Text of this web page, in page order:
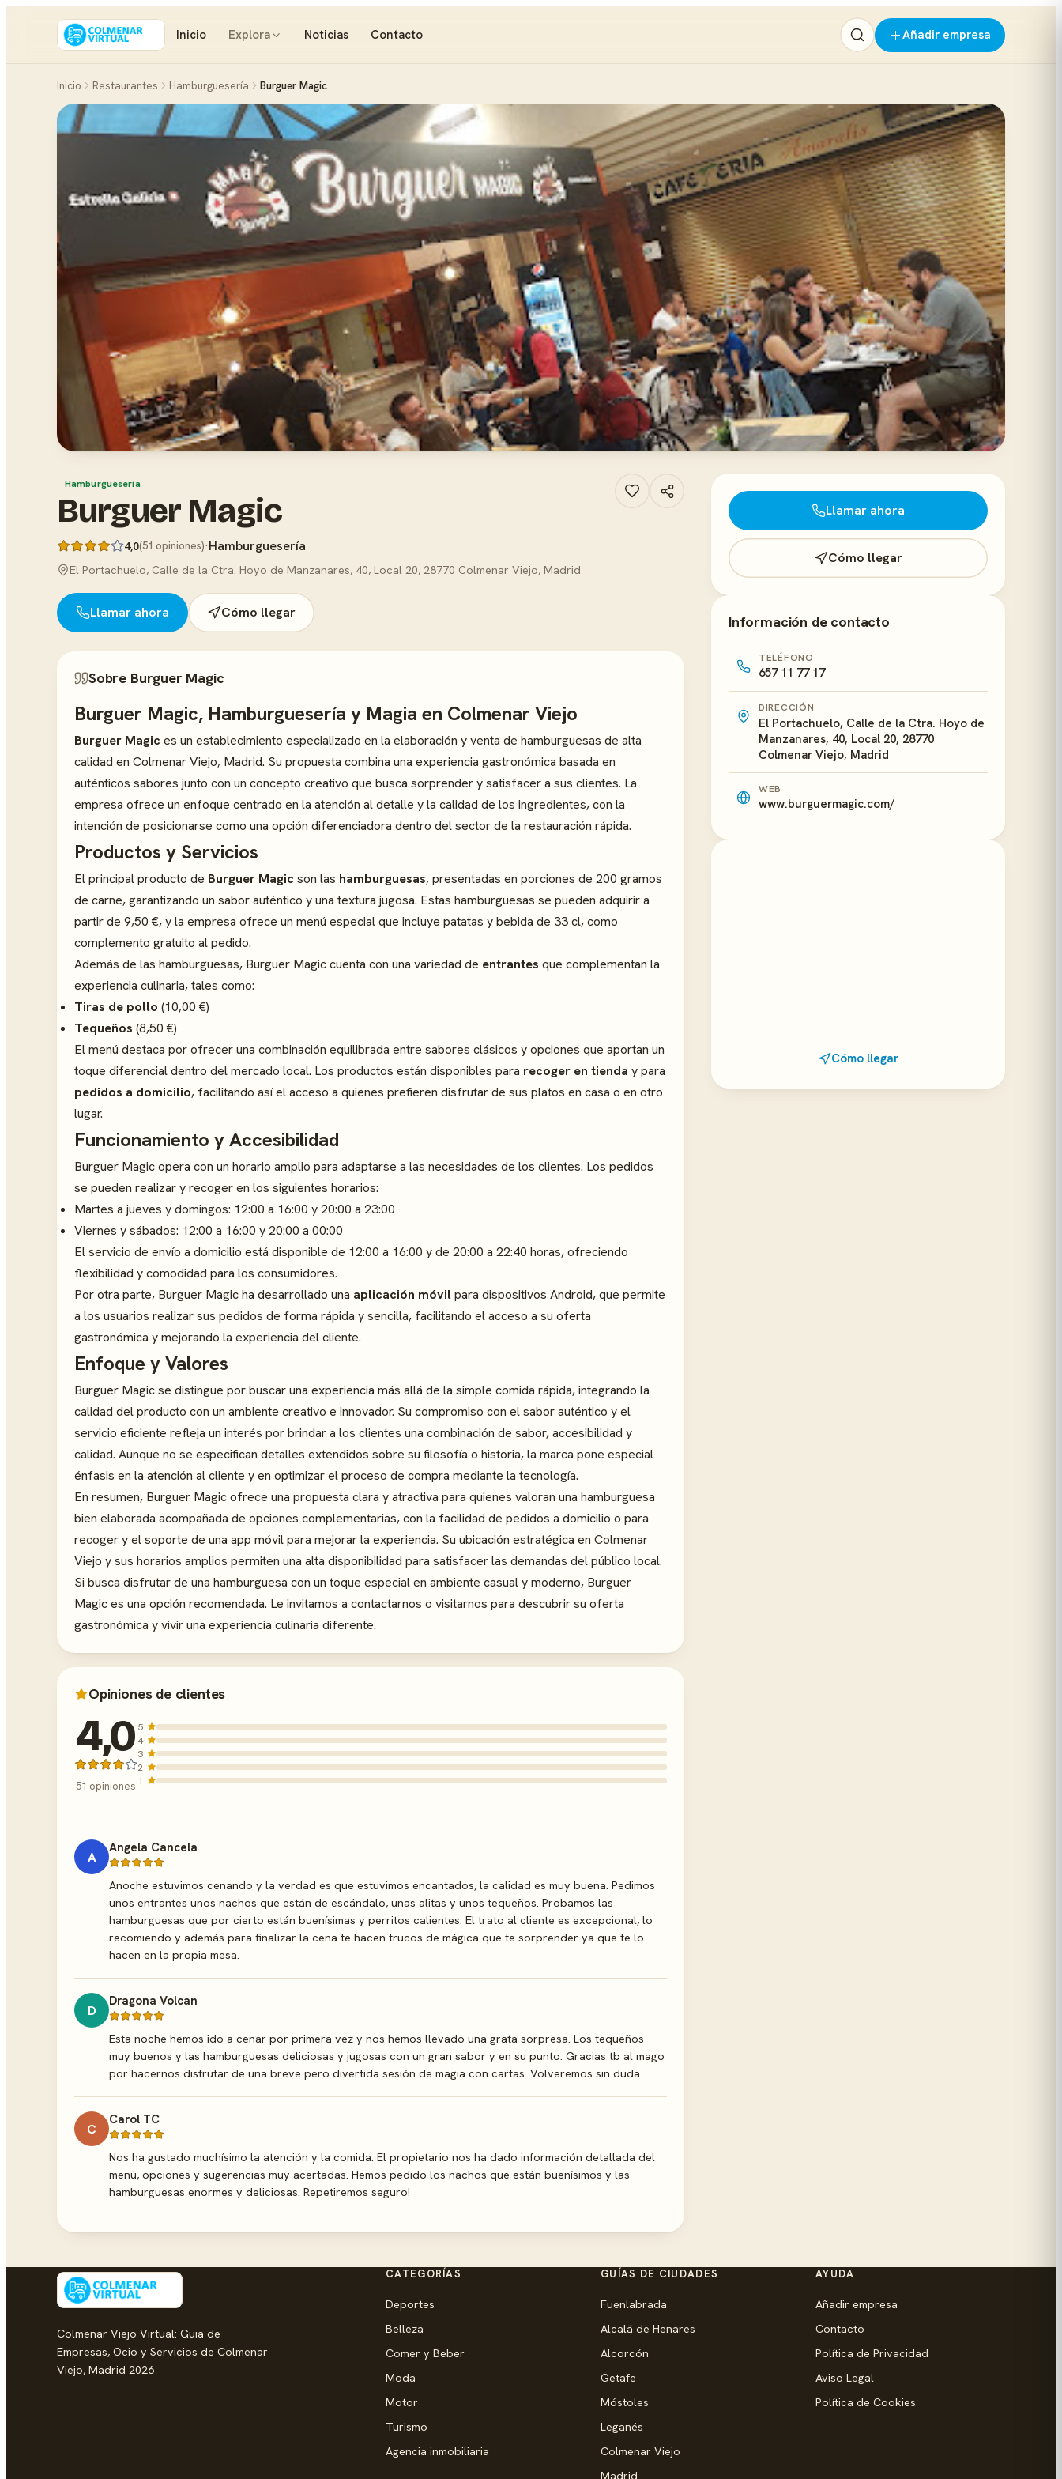
Inicio Explora Noticias Contacto Añadir empresa
Inicio Restaurantes Hamburguesería Burguer Magic
Hamburguesería
Burguer Magic
4,0(51 opiniones)·Hamburguesería
El Portachuelo, Calle de la Ctra. Hoyo de Manzanares, 40, Local 20, 28770 Colmenar Viejo, Madrid
Llamar ahora Cómo llegar
Sobre Burguer Magic
Burguer Magic, Hamburguesería y Magia en Colmenar Viejo
Burguer Magic es un establecimiento especializado en la elaboración y venta de hamburguesas de alta
calidad en Colmenar Viejo, Madrid. Su propuesta combina una experiencia gastronómica basada en
auténticos sabores junto con un concepto creativo que busca sorprender y satisfacer a sus clientes. La
empresa ofrece un enfoque centrado en la atención al detalle y la calidad de los ingredientes, con la
intención de posicionarse como una opción diferenciadora dentro del sector de la restauración rápida.
Productos y Servicios
El principal producto de Burguer Magic son las hamburguesas, presentadas en porciones de 200 gramos
de carne, garantizando un sabor auténtico y una textura jugosa. Estas hamburguesas se pueden adquirir a
partir de 9,50 €, y la empresa ofrece un menú especial que incluye patatas y bebida de 33 cl, como
complemento gratuito al pedido.
Además de las hamburguesas, Burguer Magic cuenta con una variedad de entrantes que complementan la
experiencia culinaria, tales como:
Tiras de pollo (10,00 €)
Tequeños (8,50 €)
El menú destaca por ofrecer una combinación equilibrada entre sabores clásicos y opciones que aportan un
toque diferencial dentro del mercado local. Los productos están disponibles para recoger en tienda y para
pedidos a domicilio, facilitando así el acceso a quienes prefieren disfrutar de sus platos en casa o en otro
lugar.
Funcionamiento y Accesibilidad
Burguer Magic opera con un horario amplio para adaptarse a las necesidades de los clientes. Los pedidos
se pueden realizar y recoger en los siguientes horarios:
Martes a jueves y domingos: 12:00 a 16:00 y 20:00 a 23:00
Viernes y sábados: 12:00 a 16:00 y 20:00 a 00:00
El servicio de envío a domicilio está disponible de 12:00 a 16:00 y de 20:00 a 22:40 horas, ofreciendo
flexibilidad y comodidad para los consumidores.
Por otra parte, Burguer Magic ha desarrollado una aplicación móvilpara dispositivos Android, que permite
a los usuarios realizar sus pedidos de forma rápida y sencilla, facilitando el acceso a su oferta
gastronómica y mejorando la experiencia del cliente.
Enfoque y Valores
Burguer Magic se distingue por buscar una experiencia más allá de la simple comida rápida, integrando la
calidad del producto con un ambiente creativo e innovador. Su compromiso con el sabor auténtico y el
servicio eficiente refleja un interés por brindar a los clientes una combinación de sabor, accesibilidad y
calidad. Aunque no se especifican detalles extendidos sobre su filosofía o historia, la marca pone especial
énfasis en la atención al cliente y en optimizar el proceso de compra mediante la tecnología.
En resumen, Burguer Magic ofrece una propuesta clara y atractiva para quienes valoran una hamburguesa
bien elaborada acompañada de opciones complementarias, con la facilidad de pedidos a domicilio o para
recoger y el soporte de una app móvil para mejorar la experiencia. Su ubicación estratégica en Colmenar
Viejo y sus horarios amplios permiten una alta disponibilidad para satisfacer las demandas del público local.
Si busca disfrutar de una hamburguesa con un toque especial en ambiente casual y moderno, Burguer
Magic es una opción recomendada. Le invitamos a contactarnos o visitarnos para descubrir su oferta
gastronómica y vivir una experiencia culinaria diferente.
Opiniones de clientes
4,0
51 opiniones
5
4
3
2
1
A
Angela Cancela
Anoche estuvimos cenando y la verdad es que estuvimos encantados, la calidad es muy buena. Pedimos
unos entrantes unos nachos que están de escándalo, unas alitas y unos tequeños. Probamos las
hamburguesas que por cierto están buenísimas y perritos calientes. El trato al cliente es excepcional, lo
recomiendo y además para finalizar la cena te hacen trucos de mágica que te sorprender ya que te lo
hacen en la propia mesa.
D
Dragona Volcan
Esta noche hemos ido a cenar por primera vez y nos hemos llevado una grata sorpresa. Los tequeños
muy buenos y las hamburguesas deliciosas y jugosas con un gran sabor y en su punto. Gracias tb al mago
por hacernos disfrutar de una breve pero divertida sesión de magia con cartas. Volveremos sin duda.
C
Carol TC
Nos ha gustado muchísimo la atención y la comida. El propietario nos ha dado información detallada del
menú, opciones y sugerencias muy acertadas. Hemos pedido los nachos que están buenísimos y las
hamburguesas enormes y deliciosas. Repetiremos seguro!
Llamar ahora
Cómo llegar
Información de contacto
TELÉFONO
657 11 77 17
DIRECCIÓN
El Portachuelo, Calle de la Ctra. Hoyo de
Manzanares, 40, Local 20, 28770
Colmenar Viejo, Madrid
WEB
www.burguermagic.com/
Cómo llegar
Colmenar Viejo Virtual: Guia de
Empresas, Ocio y Servicios de Colmenar
Viejo, Madrid 2026
CATEGORÍAS
Deportes
Belleza
Comer y Beber
Moda
Motor
Turismo
Agencia inmobiliaria
GUÍAS DE CIUDADES
Fuenlabrada
Alcalá de Henares
Alcorcón
Getafe
Móstoles
Leganés
Colmenar Viejo
Madrid
AYUDA
Añadir empresa
Contacto
Política de Privacidad
Aviso Legal
Política de Cookies